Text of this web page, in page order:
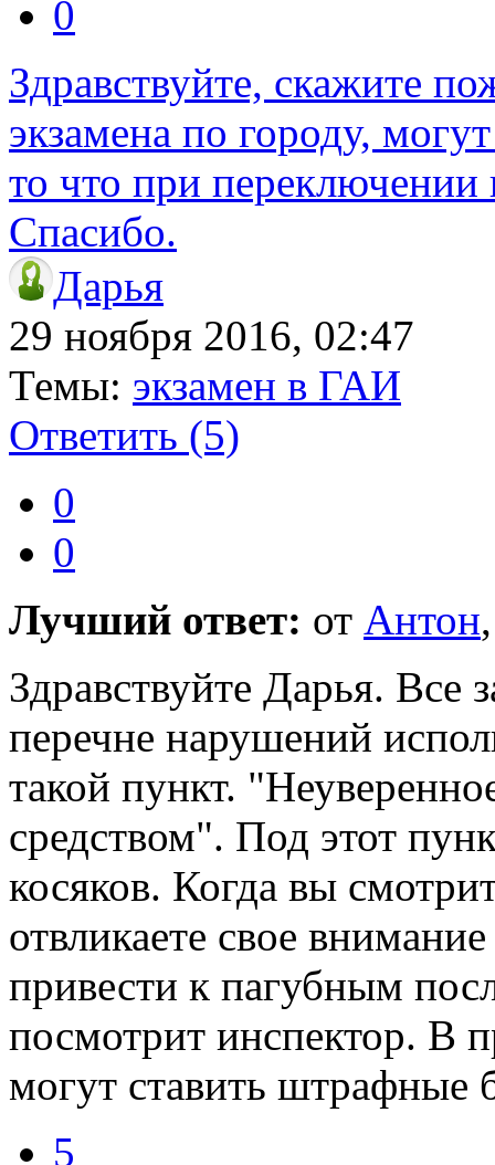
0
Здравствуйте, скажите
экзамена по городу,
то что при
Спасибо.
Дарья
29 ноября 2016, 02:47
Темы: экзамен в ГАИ
Ответить (5)
0
0
Лучший ответ: от Антон
Здравствуйте Дарья. Все
перечне нарушений
такой пункт.
средством". Под этот
косяков. Когда вы
отвликаете свое
привести к пагубным
посмотрит инспектор. В
могут ставить штрафные
5